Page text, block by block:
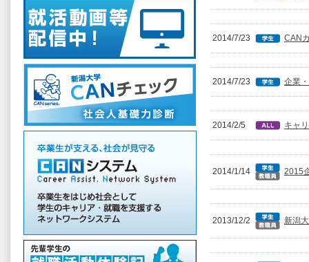
2014/7/23 CAN
2014/7/23 企業
2014/2/5 キャ
2014/1/14 2015
2013/12/2 新潟